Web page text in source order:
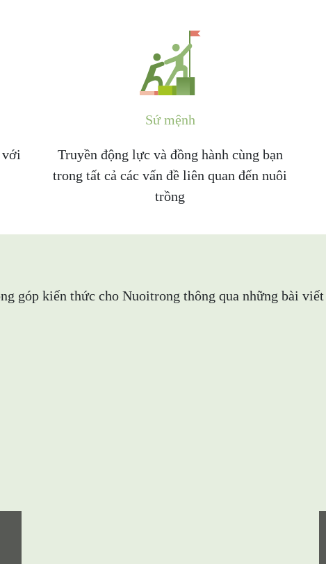
với
Sứ mệnh
Truyền động lực và đồng hành cùng bạn
trong tất cả các vấn đề liên quan đến nuôi
trồng
góp kiến thức cho Nuoitrong thông qua những bài